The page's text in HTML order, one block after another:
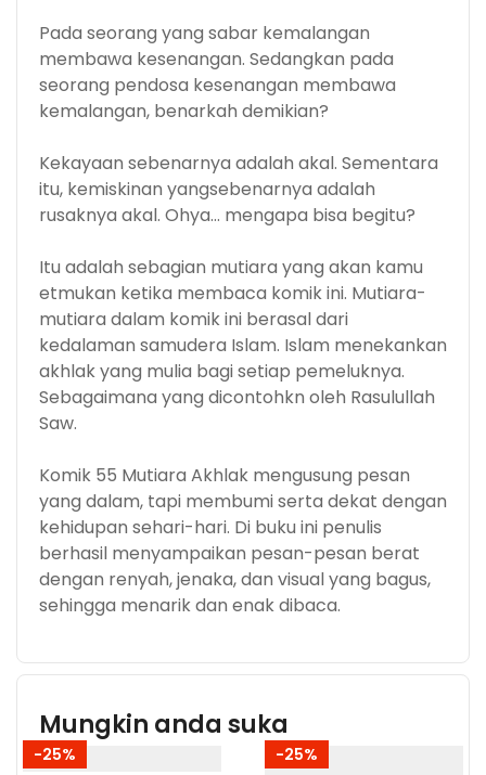
Pada seorang yang sabar kemalangan
membawa kesenangan. Sedangkan pada
seorang pendosa kesenangan membawa
kemalangan, benarkah demikian?
Kekayaan sebenarnya adalah akal. Sementara
itu, kemiskinan yangsebenarnya adalah
rusaknya akal. Ohya… mengapa bisa begitu?
Itu adalah sebagian mutiara yang akan kamu
etmukan ketika membaca komik ini. Mutiara-
mutiara dalam komik ini berasal dari
kedalaman samudera Islam. Islam menekankan
akhlak yang mulia bagi setiap pemeluknya.
Sebagaimana yang dicontohkn oleh Rasulullah
Saw.
Komik 55 Mutiara Akhlak mengusung pesan
yang dalam, tapi membumi serta dekat dengan
kehidupan sehari-hari. Di buku ini penulis
berhasil menyampaikan pesan-pesan berat
dengan renyah, jenaka, dan visual yang bagus,
sehingga menarik dan enak dibaca.
Mungkin anda suka
-25% -25%